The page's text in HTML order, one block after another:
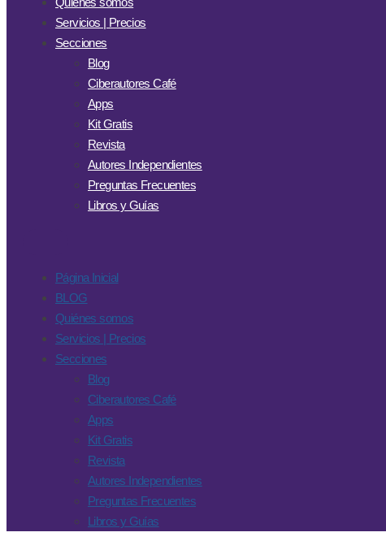
Servicios | Precios
Secciones
Blog
Ciberautores Café
Apps
Kit Gratis
Revista
Autores Independientes
Preguntas Frecuentes
Libros y Guías
Página Inicial
BLOG
Quiénes somos
Servicios | Precios
Secciones
Blog
Ciberautores Café
Apps
Kit Gratis
Revista
Autores Independientes
Preguntas Frecuentes
Libros y Guías